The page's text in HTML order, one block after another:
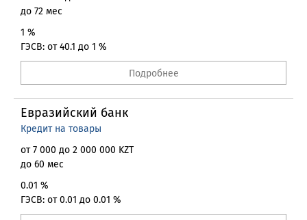
до 72 мес
1 %
ГЭСВ: от 40.1 до 1 %
Подробнее
Евразийский банк
Кредит на товары
от 7 000 до 2 000 000 KZT
до 60 мес
0.01 %
ГЭСВ: от 0.01 до 0.01 %